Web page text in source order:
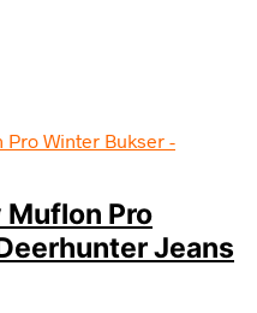
Pro
Jeans